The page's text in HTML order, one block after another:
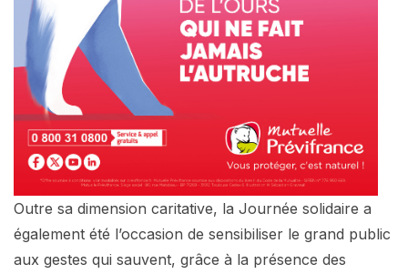
Outre sa dimension caritative, la Journée solidaire a
également été l’occasion de sensibiliser le grand public
aux gestes qui sauvent, grâce à la présence des